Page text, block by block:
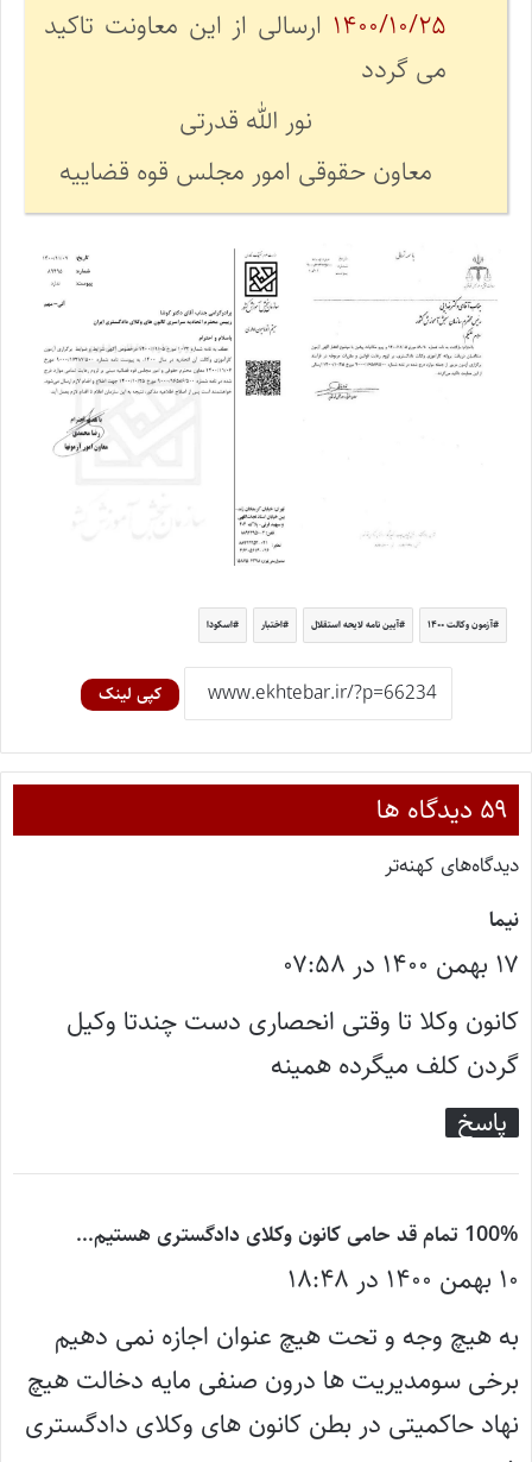
۱۴۰۰/۱۰/۲۵ ارسالی از این معاونت تاکید
می گردد
نور الله قدرتی
معاون حقوقی امور مجلس قوه قضاییه
آزمون وکالت ۱۴۰۰ آیین نامه لایحه استقلال اختبار اسکودا
کپی لینک
‫۵۹ دیدگاه ها
دیدگاه‌های کهنه‌تر
نیما
ف
ت
:
۱۷ بهمن ۱۴۰۰ در ۰۷:۵۸
کانون وکلا تا وقتی انحصاری دست چندتا وکیل
گردن کلف میگرده همینه
پاسخ
100% تمام قد حامی کانون وکلای دادگستری هستیم...
ت
۱۰ بهمن ۱۴۰۰ در ۱۸:۴۸
به هیچ وجه و تحت هیچ عنوان اجازه نمی دهیم
برخی سومدیریت ها درون صنفی مایه دخالت هیچ
نهاد حاکمیتی در بطن کانون های وکلای دادگستری